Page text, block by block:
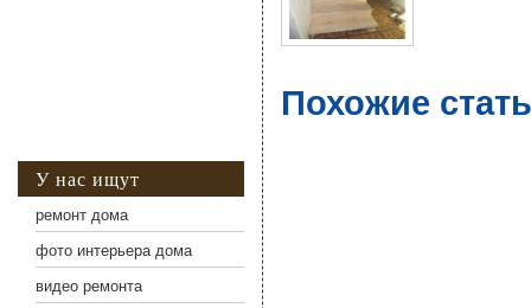
Похожие
У нас ищут
ремонт дома
фото интерьера дома
видео ремонта